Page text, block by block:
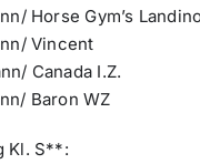
Horse Gym’s
Vincent
Canada I.Z.
Baron WZ
Kl. S**: